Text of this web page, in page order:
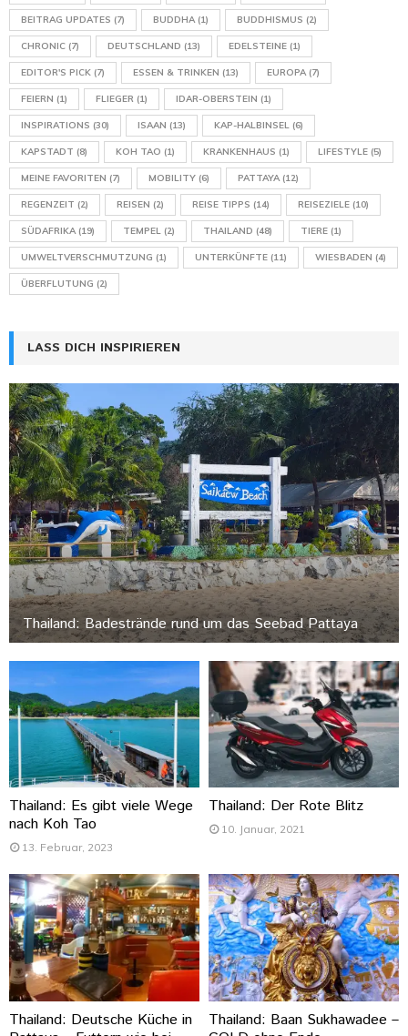
BEITRAG UPDATES (7) BUDDHA(1) BUDDHISMUS (2)
CHRONIC (7) DEUTSCHLAND (13) EDELSTEINE (1)
EDITOR'S PICK (7) ESSEN & TRINKEN (13) EUROPA(7)
FEIERN (1) FLIEGER (1) IDAR-OBERSTEIN (1)
INSPIRATIONS (30) ISAAN (13) KAP-HALBINSEL (6)
KAPSTADT (8) KOH TAO (1) KRANKENHAUS (1) LIFESTYLE (5)
MEINE FAVORITEN (7) MOBILITY (6) PATTAYA(12)
REGENZEIT (2) REISEN (2) REISE TIPPS (14) REISEZIELE (10)
SÜDAFRIKA(19) TEMPEL (2) THAILAND (48) TIERE (1)
UMWELTVERSCHMUTZUNG (1) UNTERKÜNFTE (11) WIESBADEN (4)
ÜBERFLUTUNG (2)
LASS DICH INSPIRIEREN
Thailand: Badestrände rund um das Seebad Pattaya
Thailand: Es gibt viele Wege
nach Koh Tao
13. Februar, 2023
Thailand: Der Rote Blitz
10. Januar, 2021
Thailand: Deutsche Küche in
Thailand: Baan Sukhawadee –